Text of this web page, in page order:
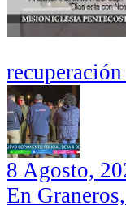
8 Agosto,
En